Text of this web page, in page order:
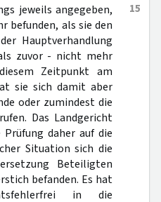
15
jeweils angegeben,
befunden, als sie den
Hauptverhandlung
zuvor - nicht mehr
Zeitpunkt am
sie sich damit aber
oder zumindest die
Das Landgericht
daher auf die
Situation sich die
Beteiligten
befanden. Es hat
in die